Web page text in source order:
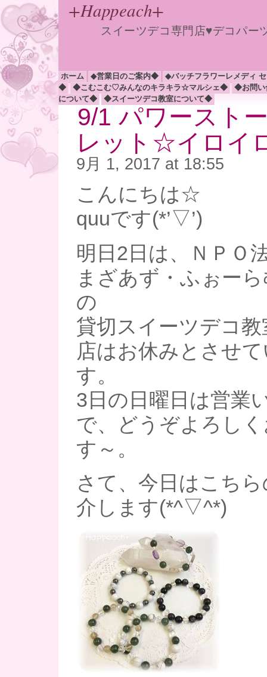
+Happeach+
スイーツデコ専門店♥デコパ
ホーム ◆営業日のご案内◆
◆バッチフラワーレメディ
◆
◆こむこむ♡みんなのキラキラ☆マルシェ◆
◆お問
について◆
◆スイーツデコ教室について◆
9/1 パワースト
レット☆イロイ
9月 1, 2017 at 18:55
こんにちは☆
quuです(*’▽’)
明日2日は、ＮＰＯ
まざあず・ふぉー
の
貸切スイーツデコ
店はお休みとさせ
す。
3日の日曜日は営業
で、どうぞよろし
す～。
さて、今日はこち
介します(*^▽^*)